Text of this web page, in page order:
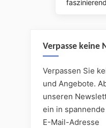
Verpasse keine
Verpassen Sie
und Angebote.
unseren
ein in
E-Mail-Adresse